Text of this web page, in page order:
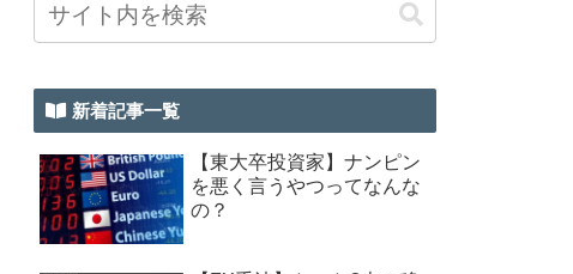
新着記事一覧
【東大卒投資家】ナンピン
を悪く言うやつってなんな
の？